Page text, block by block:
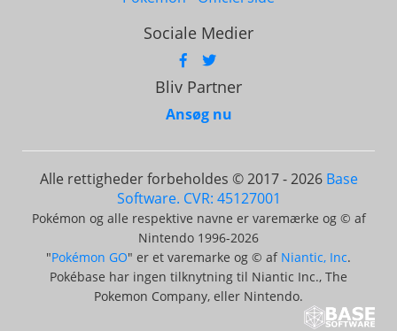
Sociale Medier
Bliv Partner
Ansøg nu
Alle rettigheder forbeholdes © 2017 - 2026 Base
Software. CVR: 45127001
Pokémon og alle respektive navne er varemærke og © af
Nintendo 1996-2026
"Pokémon GO" er et varemarke og © af Niantic, Inc.
Pokébase har ingen tilknytning til Niantic Inc., The
Pokemon Company, eller Nintendo.